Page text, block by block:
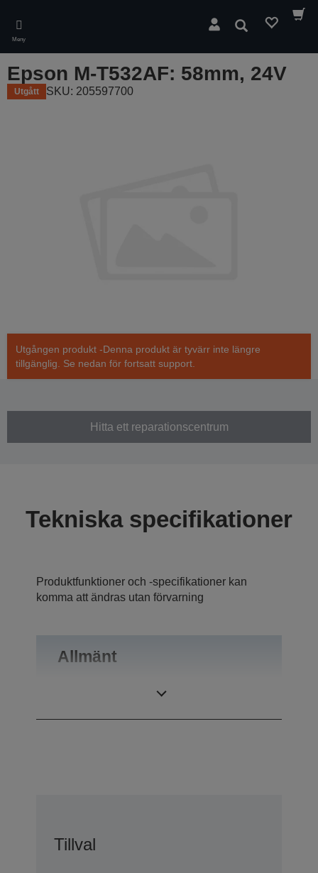
main
content
Meny
Sök
Epson M-T532AF: 58mm, 24V
Utgått SKU: 205597700
Utgången produkt -Denna produkt är tyvärr inte längre
tillgänglig. Se nedan för fortsatt support.
Hitta ett reparationscentrum
Tekniska specifikationer
Produktfunktioner och -specifikationer kan
komma att ändras utan förvarning
Allmänt
Tillval